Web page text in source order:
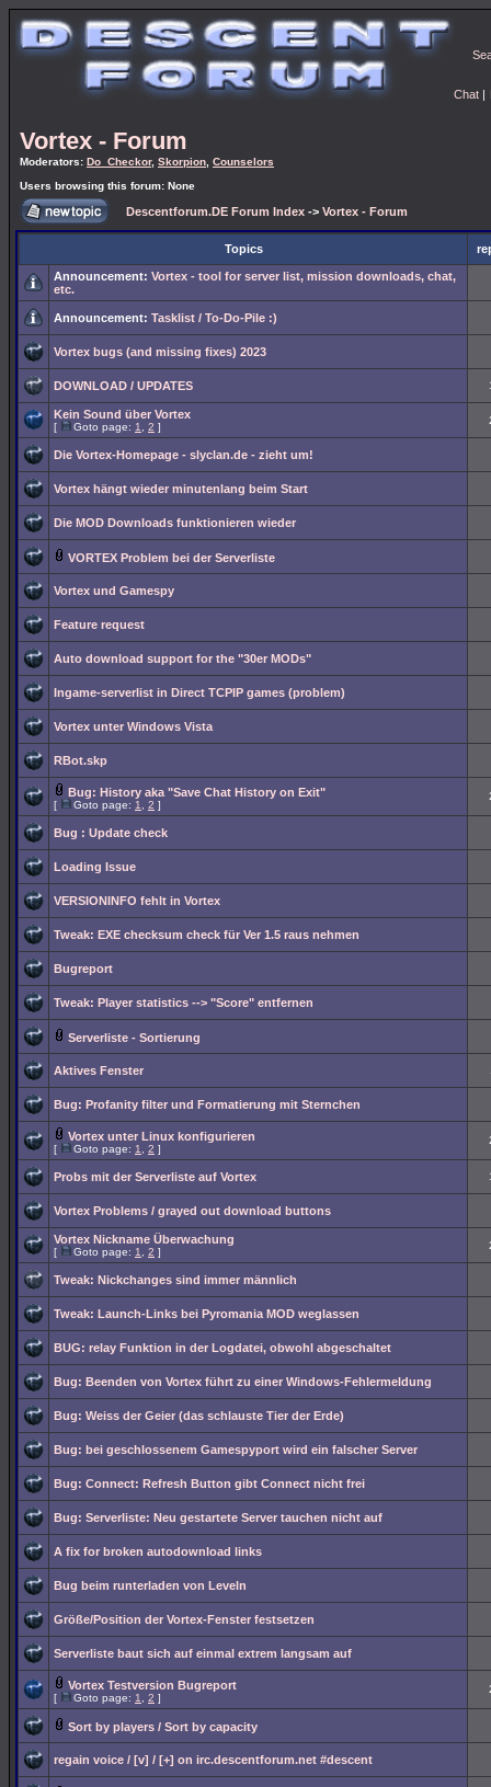
Chat |
Vortex - Forum
Moderators: Do_Checkor, Skorpion Counselors
Users browsing this forum: None
Descentforum.DE Forum Index -> Vortex - Forum
Topics
Announcement: Vortex - tool for server list, mission downloads, chat,
etc.
Announcement: Tasklist / To-Do-Pile :)
Vortex bugs (and missing fixes) 2023
DOWNLOAD / UPDATES
Kein Sound über Vortex
[ Goto page: 1 2 ]
Die Vortex-Homepage - slyclan.de - zieht um!
Vortex hängt wieder minutenlang beim Start
Die MOD Downloads funktionieren wieder
VORTEX Problem bei der Serverliste
Vortex und Gamespy
Feature request
Auto download support for the "30er MODs"
Ingame-serverlist in Direct TCPIP games (problem)
Vortex unter Windows Vista
RBot.skp
Bug: History aka "Save Chat History on Exit"
[ Goto page: 1 2 ]
Bug : Update check
Loading Issue
VERSIONINFO fehlt in Vortex
Tweak: EXE checksum check für Ver 1.5 raus nehmen
Bugreport
Tweak: Player statistics --> "Score" entfernen
Serverliste - Sortierung
Aktives Fenster
Bug: Profanity filter und Formatierung mit Sternchen
Vortex unter Linux konfigurieren
[ Goto page: 1 2 ]
Probs mit der Serverliste auf Vortex
Vortex Problems / grayed out download buttons
Vortex Nickname Überwachung
[ Goto page: 1 2 ]
Tweak: Nickchanges sind immer männlich
Tweak: Launch-Links bei Pyromania MOD weglassen
BUG: relay Funktion in der Logdatei, obwohl abgeschaltet
Bug: Beenden von Vortex führt zu einer Windows-Fehlermeldung
Bug: Weiss der Geier (das schlauste Tier der Erde)
Bug: bei geschlossenem Gamespyport wird ein falscher Server
Bug: Connect: Refresh Button gibt Connect nicht frei
Bug: Serverliste: Neu gestartete Server tauchen nicht auf
A fix for broken autodownload links
Bug beim runterladen von Leveln
Größe/Position der Vortex-Fenster festsetzen
Serverliste baut sich auf einmal extrem langsam auf
Vortex Testversion Bugreport
[ Goto page: 1 2 ]
Sort by players / Sort by capacity
regain voice / [v] / [+] on irc.descentforum.net #descent